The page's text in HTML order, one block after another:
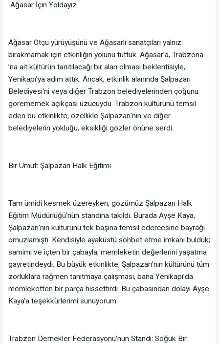
Ağasar İçin Yoldayız
Ağasar Otçu yürüyüşünü ve Ağasarlı sanatçıları yalnız
bırakmamak için etkinliğin yolunu tuttuk. Ağasar’a, Trabzona
’na ait kültürün tanıtılacağı bir alan olması beklentisiyle,
Yenikapı’ya adım attık. Ancak, etkinlik alanında Şalpazarı
Belediyesi'ni veya diğer Trabzon belediyelerinden çoğunu
görememek açıkçası üzücüydü. Trabzon kültürünü temsil
eden bu etkinlikte, özellikle Şalpazarı'nın ve diğer
belediyelerin yokluğu, eksikliği gözler önüne serdi.
Bir Umut: Şalpazarı Halk Eğitimi
Tam ümidi kesmek üzereyken, gözümüz Şalpazarı Halk
Eğitim Müdürlüğü’nün standına takıldı. Burada Ayşe Kaya,
Şalpazarı'nın kültürünü tek başına temsil edercesine bayrağı
omuzlamıştı. Kendisiyle ayaküstü sohbet etme imkanı bulduk;
samimi ve içten bir çabayla, memleketin değerlerini yaşatma
gayretindeydi. Bu büyük etkinlikte, Şalpazarı’nın kültürünü tüm
zorluklara rağmen tanıtmaya çalışması, bana Yenikapı’da
memleketten bir parça hissettirdi. Bu çabasından dolayı Ayşe
Kaya’a teşekkürlerimi sunuyorum.
Trabzon Dernekler Federasyonu'nun Standı: Soğuk Bir